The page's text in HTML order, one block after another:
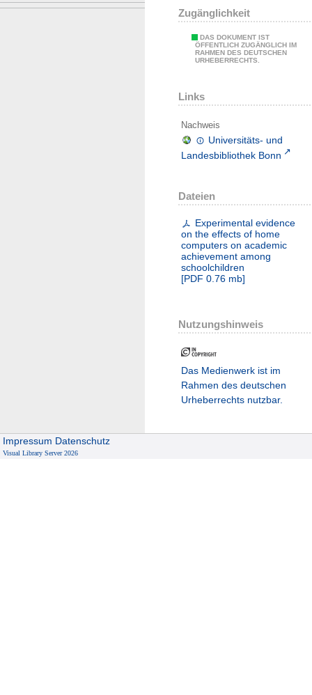
Zugänglichkeit
DAS DOKUMENT IST
ÖFFENTLICH ZUGÄNGLICH IM
RAHMEN DES DEUTSCHEN
URHEBERRECHTS.
Links
Nachweis
Universitäts- und
Landesbibliothek Bonn
Dateien
Experimental evidence
on the effects of home
computers on academic
achievement among
schoolchildren
[PDF 0.76 mb]
Nutzungshinweis
Das Medienwerk ist im
Rahmen des deutschen
Urheberrechts nutzbar.
Impressum Datenschutz
Visual Library Server 2026